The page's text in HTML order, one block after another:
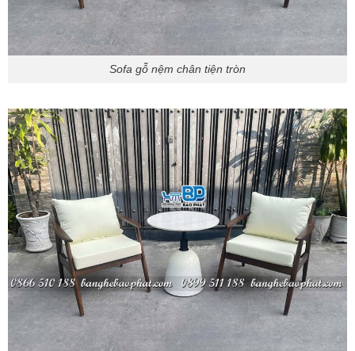
Sofa gỗ nệm chân tiện tròn